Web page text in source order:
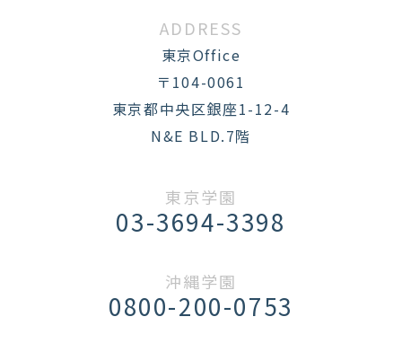
ADDRESS
東京Office
〒104-0061
東京都中央区銀座1-12-4
N&E BLD.7階
東京学園
03-3694-3398
沖縄学園
0800-200-0753